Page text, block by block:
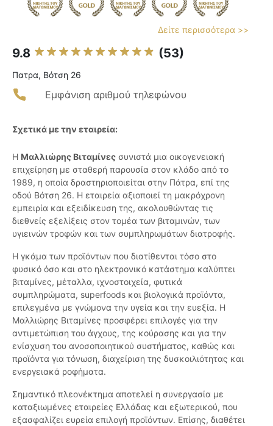
Δείτε περισσότερα >>
9.8 (53)
Πατρα, Βότση 26
Εμφάνιση αριθμού τηλεφώνου
Σχετικά με την εταιρεία:
Η Μαλλιώρης Βιταμίνες συνιστά μια οικογενειακή
επιχείρηση με σταθερή παρουσία στον κλάδο από το
1989, η οποία δραστηριοποιείται στην Πάτρα, επί της
οδού Βότση 26. Η εταιρεία αξιοποιεί τη μακρόχρονη
εμπειρία και εξειδίκευση της, ακολουθώντας τις
διεθνείς εξελίξεις στον τομέα των βιταμινών, των
υγιεινών τροφών και των συμπληρωμάτων διατροφής.
Η γκάμα των προϊόντων που διατίθενται τόσο στο
φυσικό όσο και στο ηλεκτρονικό κατάστημα καλύπτει
βιταμίνες, μέταλλα, ιχνοστοιχεία, φυτικά
συμπληρώματα, superfoods και βιολογικά προϊόντα,
επιλεγμένα με γνώμονα την υγεία και την ευεξία. Η
Μαλλιώρης Βιταμίνες προσφέρει επιλογές για την
αντιμετώπιση του άγχους, της κούρασης και για την
ενίσχυση του ανοσοποιητικού συστήματος, καθώς και
προϊόντα για τόνωση, διαχείριση της δυσκοιλιότητας και
ενεργειακά ροφήματα.
Σημαντικό πλεονέκτημα αποτελεί η συνεργασία με
καταξιωμένες εταιρείες Ελλάδας και εξωτερικού, που
εξασφαλίζει ευρεία επιλογή προϊόντων. Επίσης, διαθέτει